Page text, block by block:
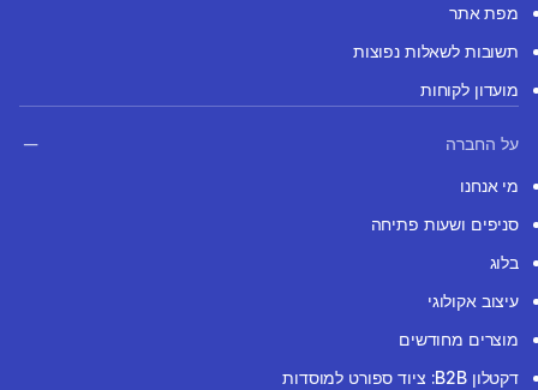
מפת אתר
תשובות לשאלות נפוצות
מועדון לקוחות
על החברה
מי אנחנו
סניפים ושעות פתיחה
בלוג
עיצוב אקולוגי
מוצרים מחודשים
דקטלון B2B: ציוד ספורט למוסדות